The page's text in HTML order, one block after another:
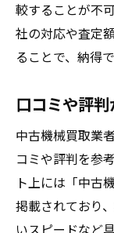
較することが不
社の対応や査定
ることで、納得
口コミや評
中古機械買取業
コミや評判を参
ト上には「中古
掲載されており
いスピードなど